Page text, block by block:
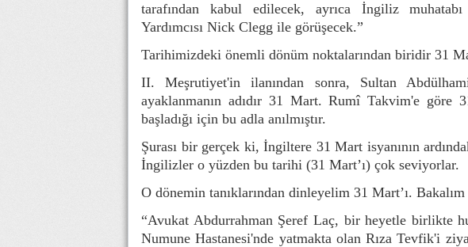
tarafından kabul edilecek, ayrıca İngiliz
Yardımcısı Nick Clegg ile görüşecek.”
Tarihimizdeki önemli dönüm noktalarından biridir 31
II. Meşrutiyet'in ilanından sonra, Sultan
ayaklanmanın adıdır 31 Mart. Rumî Takvim'e göre
başladığı için bu adla anılmıştır.
Şurası bir gerçek ki, İngiltere 31 Mart isyanının
İngilizler o yüzden bu tarihi (31 Mart’ı) çok seviyorlar.
O dönemin tanıklarından dinleyelim 31 Mart’ı. Bakalım
“Avukat Abdurrahman Şeref Laç, bir heyetle birlikte
Numune Hastanesi'nde yatmakta olan Rıza Tevfik'i